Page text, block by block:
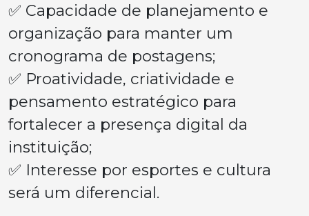
✅ Capacidade de planejamento e
organização para manter um
cronograma de postagens;
✅ Proatividade, criatividade e
pensamento estratégico para
fortalecer a presença digital da
instituição;
✅ Interesse por esportes e cultura
será um diferencial.